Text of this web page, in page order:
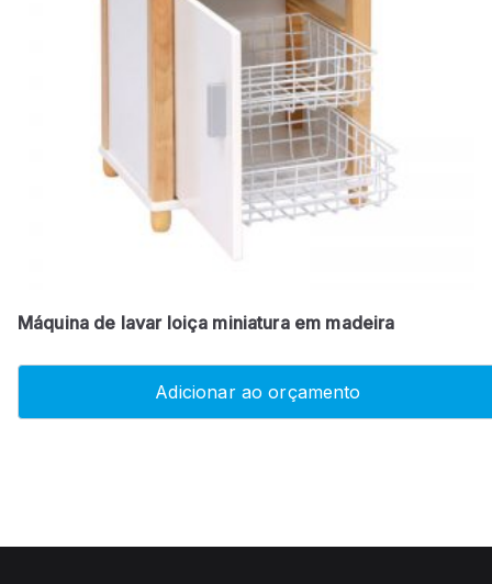
Máquina de lavar loiça miniatura em madeira
Adicionar ao orçamento